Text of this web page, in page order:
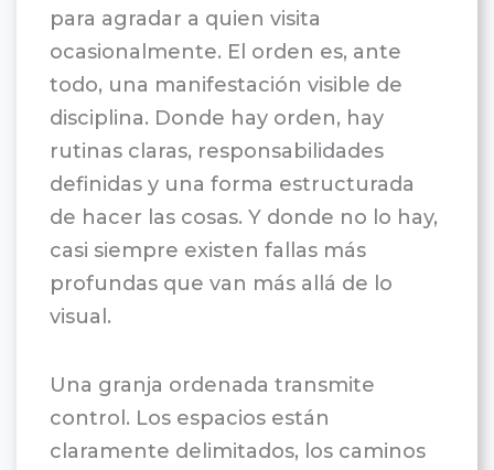
para agradar a quien visita
ocasionalmente. El orden es, ante
todo, una manifestación visible de
disciplina. Donde hay orden, hay
rutinas claras, responsabilidades
definidas y una forma estructurada
de hacer las cosas. Y donde no lo hay,
casi siempre existen fallas más
profundas que van más allá de lo
visual.
Una granja ordenada transmite
control. Los espacios están
claramente delimitados, los caminos